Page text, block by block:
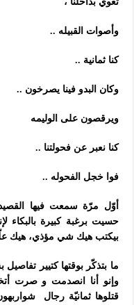
وأصوات القبيله ..
كنا ثمانية ..
وكان البدو فينا يصرخون ..
ويرقصون على الوليمه
كنا نعبر عن فحولتنا ..
فوا خجل الفحوله ..
أوّل مرّة سمعت فيها
حسيت برغبة كبيرة بالبكاء
بيكتب هيك شي مؤذي، هيك
ما بتذكّر بوقتها كتيير
وإنو أنا انصدمت و صرت
قتلوها ثمانيّة رجال